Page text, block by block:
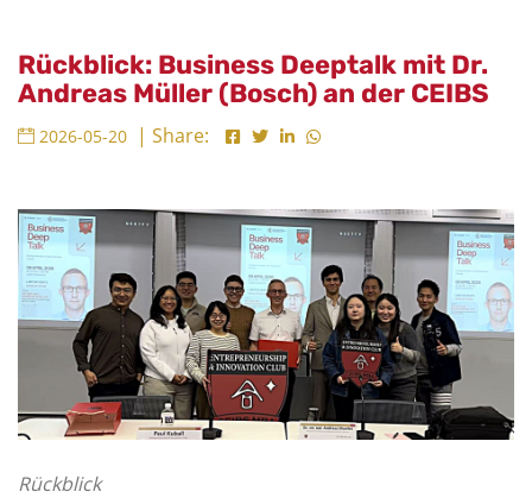
Rückblick: Business Deeptalk mit Dr.
Andreas Müller (Bosch) an der CEIBS
2026-05-20 | Share:
Rückblick